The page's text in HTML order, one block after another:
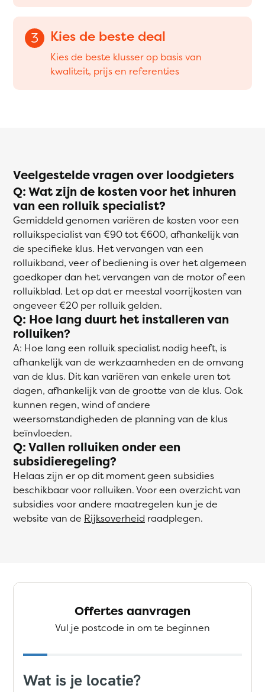
3 Kies de beste deal
Kies de beste klusser op basis van
kwaliteit, prijs en referenties
Veelgestelde vragen over loodgieters
Q: Wat zijn de kosten voor het inhuren
van een rolluik specialist?
Gemiddeld genomen variëren de kosten voor een
rolluikspecialist van €90 tot €600, afhankelijk van
de specifieke klus. Het vervangen van een
rolluikband, veer of bediening is over het algemeen
goedkoper dan het vervangen van de motor of een
rolluikblad. Let op dat er meestal voorrijkosten van
ongeveer €20 per rolluik gelden.
Q: Hoe lang duurt het installeren van
rolluiken?
A: Hoe lang een rolluik specialist nodig heeft, is
afhankelijk van de werkzaamheden en de omvang
van de klus. Dit kan variëren van enkele uren tot
dagen, afhankelijk van de grootte van de klus. Ook
kunnen regen, wind of andere
weersomstandigheden de planning van de klus
beïnvloeden.
Q: Vallen rolluiken onder een
subsidieregeling?
Helaas zijn er op dit moment geen subsidies
beschikbaar voor rolluiken. Voor een overzicht van
subsidies voor andere maatregelen kun je de
website van de Rijksoverheid raadplegen.
Offertes aanvragen
Vul je postcode in om te beginnen